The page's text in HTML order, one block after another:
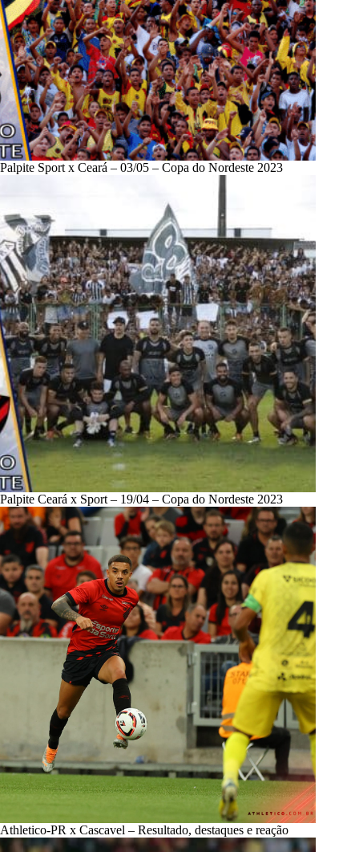
Palpite Sport x Ceará – 03/05 – Copa do Nordeste 2023
Palpite Ceará x Sport – 19/04 – Copa do Nordeste 2023
Athletico-PR x Cascavel – Resultado, destaques e reação